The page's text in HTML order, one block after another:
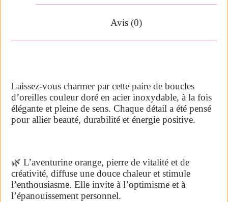
Avis (0)
Laissez-vous charmer par cette paire de boucles
d’oreilles couleur doré en acier inoxydable, à la fois
élégante et pleine de sens. Chaque détail a été pensé
pour allier beauté, durabilité et énergie positive.
🌿 L’aventurine orange, pierre de vitalité et de
créativité, diffuse une douce chaleur et stimule
l’enthousiasme. Elle invite à l’optimisme et à
l’épanouissement personnel.